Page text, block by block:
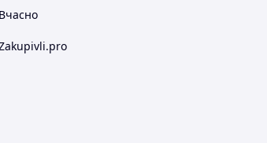
Вчасно